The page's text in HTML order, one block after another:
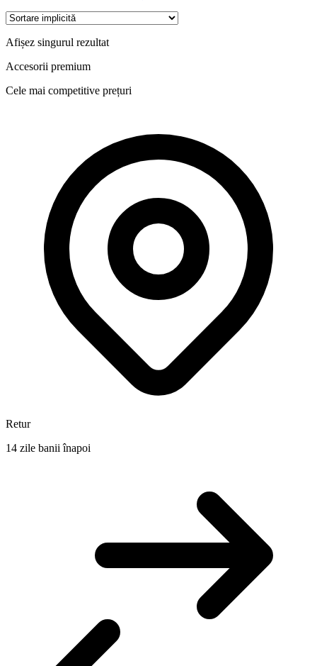
Afișez singurul rezultat
Accesorii premium
Cele mai competitive prețuri
Retur
14 zile banii înapoi